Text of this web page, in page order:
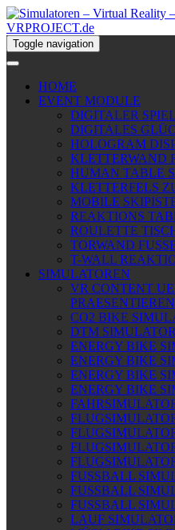
Toggle navigation
HOME
EVENT MODULE
DIGITALER
DIGITALES
HOLOGRAM
KLETTERWAND
HUMAN TABLE
KLETTERFELS
MOBILE
REAKTIONS
ROULETTE
TORWAND
T-WALL
SIMULATOREN
VR CONTENT
PRAESENTIEREN
CO2 BIKE
DTM SIMULATOR
ENERGY BIKE
ENERGY BIKE
ENERGY BIKE
ENERGY BIKE
FUSSBALL
FUSSBALL
FUSSBALL
LAUF